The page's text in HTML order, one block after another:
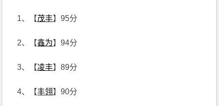
1、【茂丰】95分
2、【鑫为】94分
3、【凌丰】89分
4、【丰翎】90分